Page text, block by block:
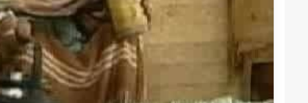
الدعم